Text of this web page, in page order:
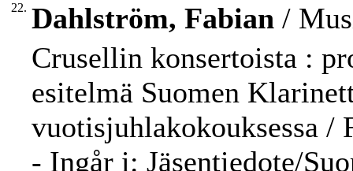
22. Dahlström, Fabian /
Crusellin konsertoista :
esitelmä Suomen
vuotisjuhlakokouksessa /
- Ingår i: Jäsentiedote/